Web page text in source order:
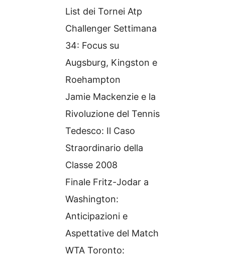
List dei Tornei Atp
Challenger Settimana
34: Focus su
Augsburg, Kingston e
Roehampton
Jamie Mackenzie e la
Rivoluzione del Tennis
Tedesco: Il Caso
Straordinario della
Classe 2008
Finale Fritz-Jodar a
Washington:
Anticipazioni e
Aspettative del Match
WTA Toronto: